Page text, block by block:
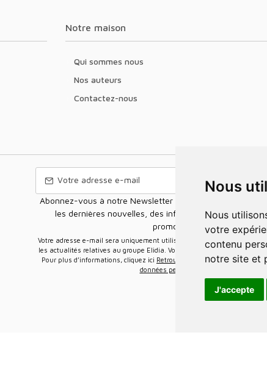
Nous
Nous utilisons des cookies et d'autres technologies de suivi pour améliorer
votre
contenu
notre site et
J'accepte
Notre maison
Qui sommes nous
Nos auteurs
Contactez-nous
Abonnez-vous à notre Newsletter pour recevoir nos
les dernières nouvelles, des informations sur les
promotions.
Votre adresse e-mail sera uniquement utilisée pour vous envoyer des informations sur
les actualités relatives au groupe Elidia. Vous pouvez vous désinscrire
Pour plus d’informations, cliquez ici Retrouvez ici notre politique de
données personnelles